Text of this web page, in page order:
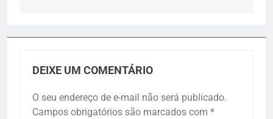
DEIXE UM COMENTÁRIO
O seu endereço de e-mail não será publicado.
Campos obrigatórios são marcados com *